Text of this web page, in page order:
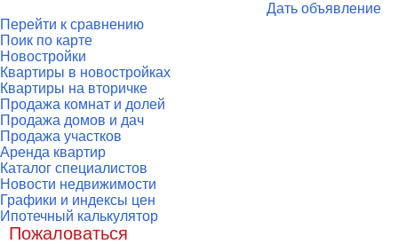
Дать объявление
Перейти к сравнению
Поик по карте
Новостройки
Квартиры в новостройках
Квартиры на вторичке
Продажа комнат и долей
Продажа домов и дач
Продажа участков
Аренда квартир
Каталог специалистов
Новости недвижимости
Графики и индексы цен
Ипотечный калькулятор
Пожаловаться